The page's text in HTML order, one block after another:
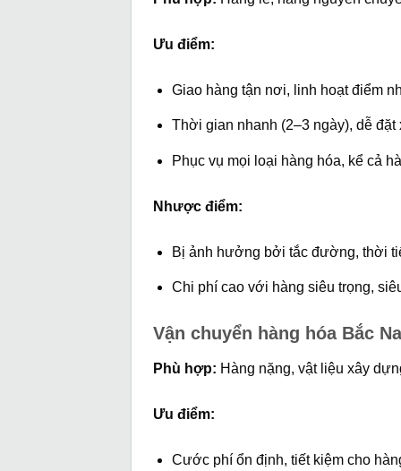
Ưu điểm:
Giao hàng tận nơi, linh hoạt điểm
Thời gian nhanh (2–3 ngày), dễ đặt
Phục vụ mọi loại hàng hóa, kể cả
Nhược điểm:
Bị ảnh hưởng bởi tắc đường, thời
Chi phí cao với hàng siêu trọng,
Vận chuyển hàng hóa Bắc
Phù hợp: Hàng nặng, vật liệu xây
Ưu điểm:
Cước phí ổn định, tiết kiệm cho